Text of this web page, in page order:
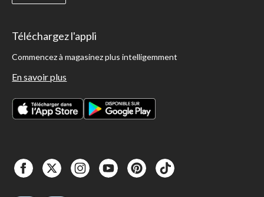
Téléchargez l'appli
Commencez à magasinez plus intelligemment
En savoir plus